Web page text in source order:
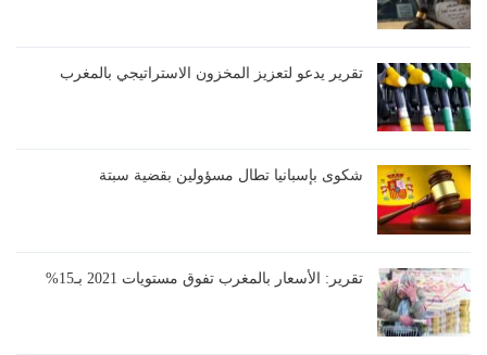
تقرير يدعو لتعزيز المخزون الاستراتيجي بالمغرب
شكوى بإسبانيا تطال مسؤولين بقضية سبتة
تقرير: الأسعار بالمغرب تفوق مستويات 2021 بـ15%